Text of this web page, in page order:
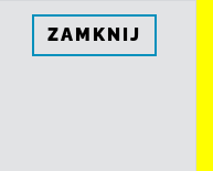
ZAMKNIJ